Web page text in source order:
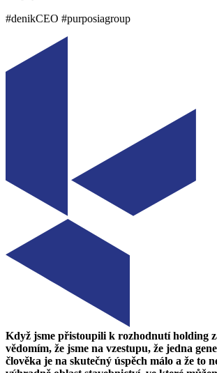
#denikCEO #purposiagroup
Když jsme přistoupili k rozhodnutí holding
vědomím, že jsme na vzestupu, že jedna
člověka je na skutečný úspěch málo a že to